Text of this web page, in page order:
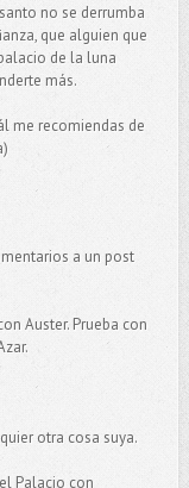
no se derrumba
que alguien que
de la luna
más.
me recomiendas de
a un post
Auster. Prueba con
otra cosa suya.
Palacio con